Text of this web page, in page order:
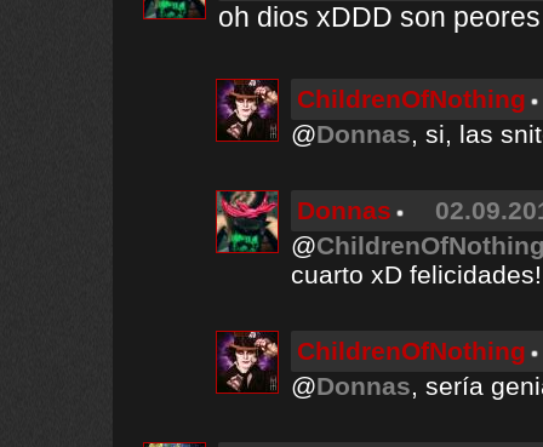
oh dios xDDD son
ChildrenOfNothing
@Donnas, si, las
Donnas
@
cuarto xD felicidades!
ChildrenOfNothing
@Donnas, sería